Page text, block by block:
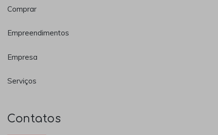
Comprar
Empreendimentos
Empresa
Serviços
Contatos